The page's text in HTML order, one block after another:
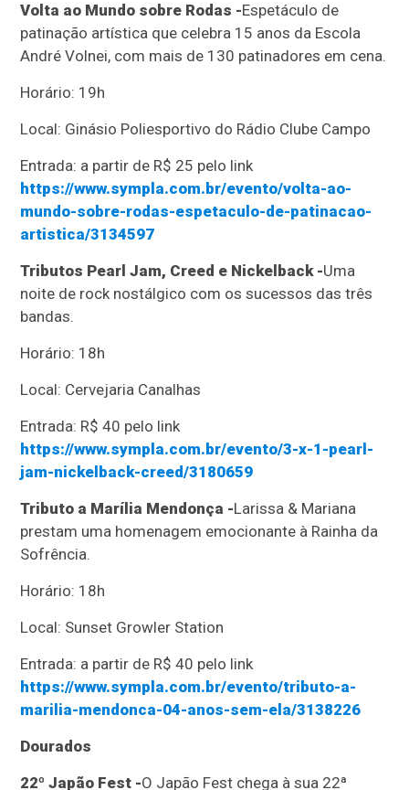
Volta ao Mundo sobre Rodas -Espetáculo de
patinação artística que celebra 15 anos da Escola
André Volnei, com mais de 130 patinadores em cena.
Horário: 19h
Local: Ginásio Poliesportivo do Rádio Clube Campo
Entrada: a partir de R$ 25 pelo link
https://www.sympla.com.br/evento/volta-ao-
mundo-sobre-rodas-espetaculo-de-patinacao-
artistica/3134597
Tributos Pearl Jam, Creed e Nickelback -Uma
noite de rock nostálgico com os sucessos das três
bandas.
Horário: 18h
Local: Cervejaria Canalhas
Entrada: R$ 40 pelo link
https://www.sympla.com.br/evento/3-x-1-pearl-
jam-nickelback-creed/3180659
Tributo a Marília Mendonça -Larissa & Mariana
prestam uma homenagem emocionante à Rainha da
Sofrência.
Horário: 18h
Local: Sunset Growler Station
Entrada: a partir de R$ 40 pelo link
https://www.sympla.com.br/evento/tributo-a-
marilia-mendonca-04-anos-sem-ela/3138226
Dourados
22º Japão Fest -O Japão Fest chega à sua 22ª